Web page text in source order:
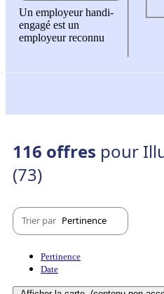
Un employeur handi-
engagé est un
employeur reconnu
116 offres pour
(73)
Trier par Pertinence
Pertinence
Date